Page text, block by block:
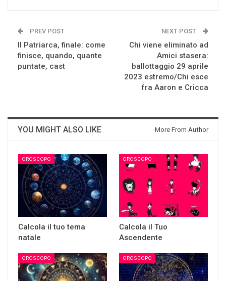
PREV POST
Il Patriarca, finale: come
finisce, quando, quante
puntate, cast
NEXT POST
Chi viene eliminato ad
Amici stasera:
ballottaggio 29 aprile
2023 estremo/Chi esce
fra Aaron e Cricca
YOU MIGHT ALSO LIKE More From Author
OROSCOPO
Calcola il tuo tema
natale
OROSCOPO
Calcola il Tuo
Ascendente
OROSCOPO OROSCOPO